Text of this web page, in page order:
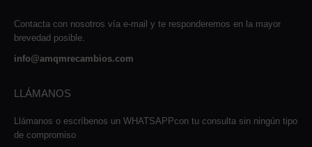
Contacta con nosotros vía e-mail y te responderemos en la mayor
brevedad posible.
info@amqmrecambios.com
LLÁMANOS
Llámanos o escríbenos un WHATSAPPcon tu consulta sin ningún tipo
de compromiso